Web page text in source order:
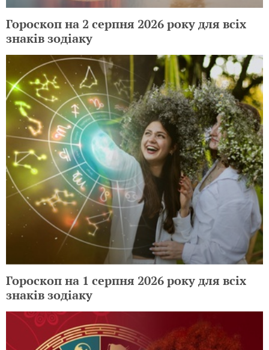
Гороскоп на 2 серпня 2026 року для всіх
знаків зодіаку
Гороскоп на 1 серпня 2026 року для всіх
знаків зодіаку